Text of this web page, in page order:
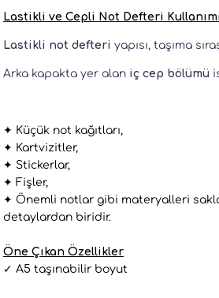
Lastikli ve Cepli Not Defteri
Lastikli not defteri yapısı, taşıma
Arka kapakta yer alan iç cep bölümü
✦ Küçük not kağıtları,
✦ Kartvizitler,
✦ Stickerlar,
✦ Fişler,
✦ Önemli notlar gibi materyalleri
detaylardan biridir.
Öne Çıkan Özellikler
✓ A5 taşınabilir boyut